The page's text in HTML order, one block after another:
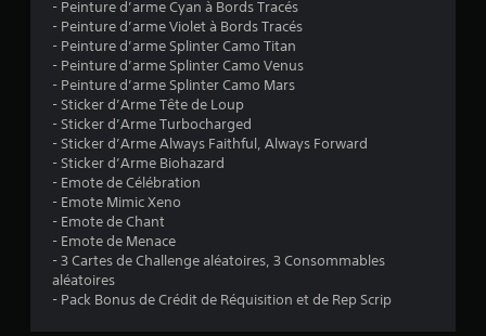
- Peinture d’arme Cyan à Bords Tracés
- Peinture d’arme Violet à Bords Tracés
- Peinture d’arme Splinter Camo Titan
- Peinture d’arme Splinter Camo Venus
- Peinture d’arme Splinter Camo Mars
- Sticker d’Arme Tête de Loup
- Sticker d’Arme Turbocharged
- Sticker d’Arme Always Faithful, Always Forward
- Sticker d’Arme Biohazard
- Emote de Célébration
- Emote Mimic Xeno
- Emote de Chant
- Emote de Menace
- 3 Cartes de Challenge aléatoires, 3 Consommables
aléatoires
- Pack Bonus de Crédit de Réquisition et de Rep Scrip